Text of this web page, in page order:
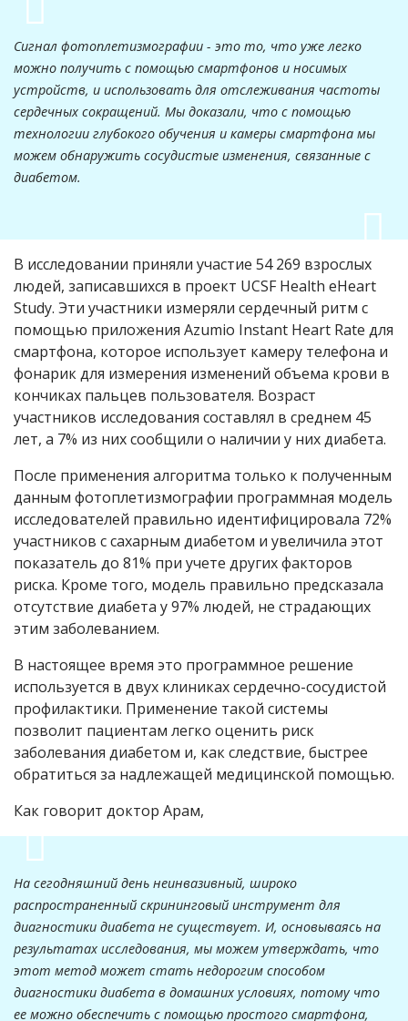
Сигнал фотоплетизмографии - это то, что уже легко
можно получить с помощью смартфонов и носимых
устройств, и использовать для отслеживания частоты
сердечных сокращений. Мы доказали, что с помощью
технологии глубокого обучения и камеры смартфона мы
можем обнаружить сосудистые изменения, связанные с
диабетом.
В исследовании приняли участие 54 269 взрослых
людей, записавшихся в проект UCSF Health eHeart
Study. Эти участники измеряли сердечный ритм с
помощью приложения Azumio Instant Heart Rate для
смартфона, которое использует камеру телефона и
фонарик для измерения изменений объема крови в
кончиках пальцев пользователя. Возраст
участников исследования составлял в среднем 45
лет, а 7% из них сообщили о наличии у них диабета.
После применения алгоритма только к полученным
данным фотоплетизмографии программная модель
исследователей правильно идентифицировала 72%
участников с сахарным диабетом и увеличила этот
показатель до 81% при учете других факторов
риска. Кроме того, модель правильно предсказала
отсутствие диабета у 97% людей, не страдающих
этим заболеванием.
В настоящее время это программное решение
используется в двух клиниках сердечно-сосудистой
профилактики. Применение такой системы
позволит пациентам легко оценить риск
заболевания диабетом и, как следствие, быстрее
обратиться за надлежащей медицинской помощью.
Как говорит доктор Арам,
На сегодняшний день неинвазивный, широко
распространенный скрининговый инструмент для
диагностики диабета не существует. И, основываясь на
результатах исследования, мы можем утверждать, что
этот метод может стать недорогим способом
диагностики диабета в домашних условиях, потому что
ее можно обеспечить с помощью простого смартфона,